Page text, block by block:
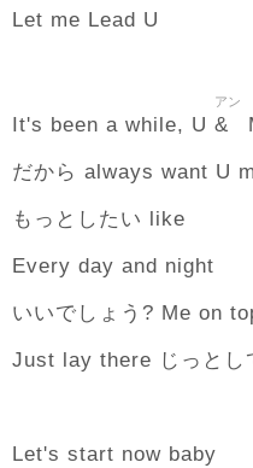
Let me Lead U
It's been a while, U &
アン
だから always want U
もっとしたい like
Every day and night
いいでしょう? Me on
Just lay there じっとし
Let's start now baby